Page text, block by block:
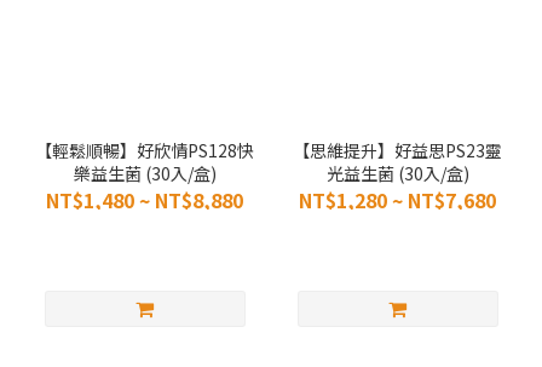
【輕鬆順暢】好欣情PS128快
樂益生菌 (30入/盒)
NT$1,480 ~ NT$8,880
【思維提升】好益思PS23靈
光益生菌 (30入/盒)
NT$1,280 ~ NT$7,680